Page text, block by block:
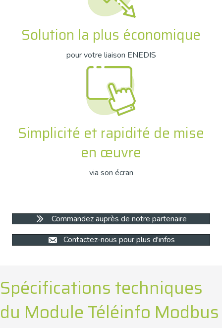
Solution la plus économique
pour votre liaison ENEDIS
Simplicité et rapidité de mise
en œuvre
via son écran
Commandez auprès de notre partenaire
Contactez-nous pour plus d'infos
Spécifications techniques
du Module Téléinfo Modbus